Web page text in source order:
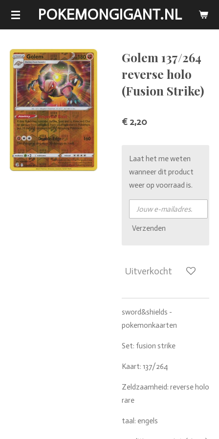
Ga
de
hoofdinhoud
POKEMONGIGANT.NL
Golem 137/264
reverse holo
(Fusion Strike)
€ 2,20
Laat het me weten
wanneer dit product
weer op voorraad is.
Verzenden
Uitverkocht
sword&shields -
pokemonkaarten
Set: fusion strike
Kaart: 137/264
Zeldzaamheid: reverse holo
rare
taal: engels